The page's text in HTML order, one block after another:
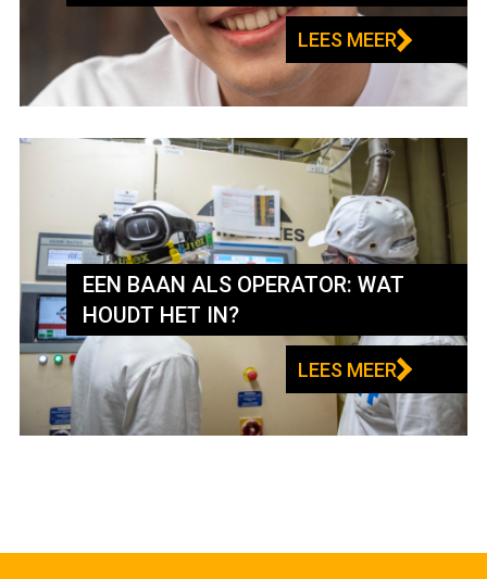
LEES MEER
EEN BAAN ALS OPERATOR: WAT
HOUDT HET IN?
LEES MEER